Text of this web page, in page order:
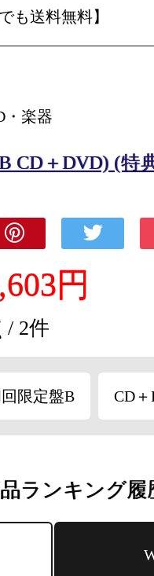
も送料無料】
・楽器
CD＋DVD) (特
円
/ 2件
限定盤B CD
ランキング履